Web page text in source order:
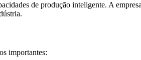
de produção inteligente. A
importantes: